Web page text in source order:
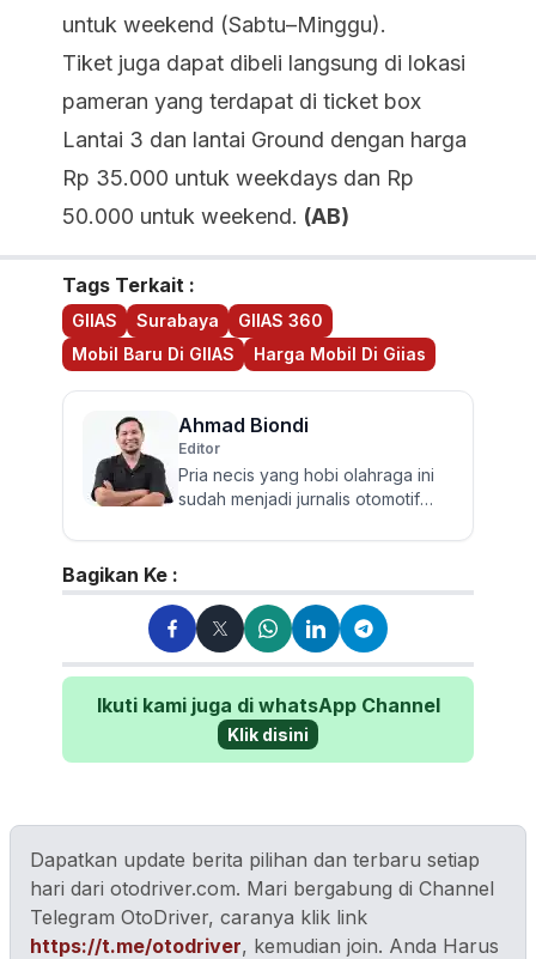
untuk weekend (Sabtu–Minggu).
Tiket juga dapat dibeli langsung di lokasi
pameran yang terdapat di ticket box
Lantai 3 dan lantai Ground dengan harga
Rp 35.000 untuk weekdays dan Rp
50.000 untuk weekend. (AB)
Tags Terkait :
GIIAS Surabaya
GIIAS 360
Mobil Baru Di GIIAS
Harga Mobil Di Giias
Ahmad Biondi
Editor
Pria necis yang hobi olahraga ini
sudah menjadi jurnalis otomotif
menguji dan mereview banyak...
Bagikan Ke :
Ikuti kami juga di whatsApp Channel
Klik disini
Dapatkan update berita pilihan dan terbaru setiap
hari dari otodriver.com. Mari bergabung di Channel
Telegram OtoDriver, caranya klik link
https://t.me/otodriver, kemudian join. Anda Harus